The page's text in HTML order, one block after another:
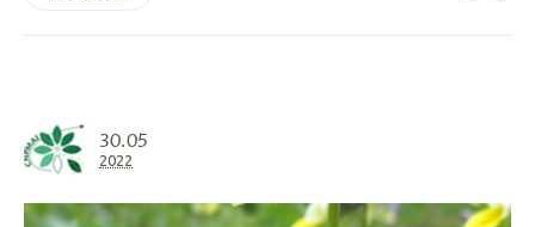
30.05
2022